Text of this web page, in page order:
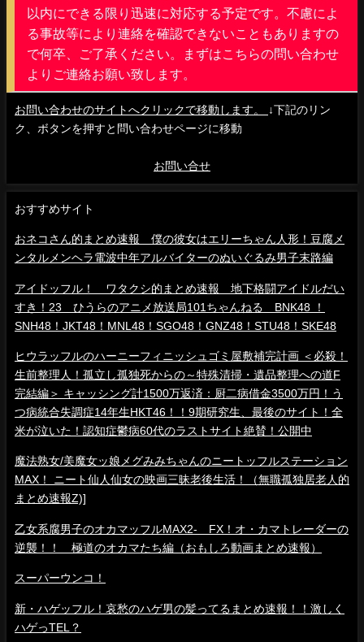
以内にできる限り迅速に対応する予定です。不慮によ
る事故等により連絡を確認できないこともありますの
で何卒、ご了承ください。まずはこちらの問い合わせ
よりご連絡お願い致します。
お問い合わせのサイトへクリックで移動します。
↓下記のリン
ク、ボタンを押すと問い合わせページに移動
お問い合せ
おすすめサイト
おネコさん的まとめ速報 僕の彼女はエリーちゃん人形！豆腐メ
ンタルメンヘラ電波中年アルバイターのぬいぐるみ男子末路編
アイドッフル！ ワタクシ的まとめ速報 地下格闘アイドルだい
すき！23 ひうらのアニメ放送局101ちゃんねる BNK48 ！
SNH48！JKT48！MNL48！SGO48！GNZ48！STU48！SKE48
ヒウラッフルのハーニーフィニッシュゴミ屋敷補完計画 ＜必殺！
生前整理人！孤立し孤独死からの～特殊清掃・遺品整理への道F
完結編＞ キャッシング計1500万返済：厨二病借金3500万円！う
つ病統合失調症14年生HKT46！！9期研究生、最後のサイト！全
米が泣いた！認知症鬱病60代のラストサイト絶賛！公開中
魔法熟女/美魔女ッ娘メグみみちゃんのニートッフルステーション
MAX！ ニート仙人仙女の映画三昧老後生活！（無職孤独居老人的
まとめ速報Z)]
乙女系腐男子のオカマッフルMAX2- FX！オ・カマトレーダーの
逆襲！！ 極道のオカマたち編（おもしろ動画まとめ速報）
スーパーウンコ！
新・ハゲッフル！哀愁のハゲ男の髪ってるまとめ速報！！激しく
ハゲっTEL？